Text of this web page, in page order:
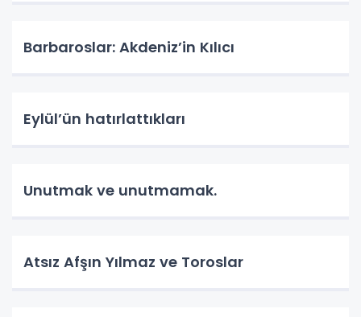
Barbaroslar: Akdeniz’in Kılıcı
Eylül’ün hatırlattıkları
Unutmak ve unutmamak.
Atsız Afşın Yılmaz ve Toroslar